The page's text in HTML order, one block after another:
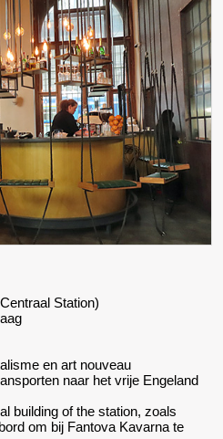
Station)
en art nouveau
naar het vrije Engeland
building of the station, zoals
om bij Fantova Kavarna te